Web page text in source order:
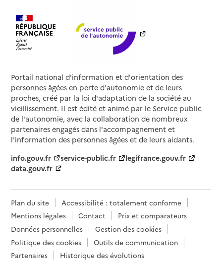
Portail national d'information et d'orientation des
personnes âgées en perte d'autonomie et de leurs
proches, créé par la loi d'adaptation de la société au
vieillissement. Il est édité et animé par le Service public
de l'autonomie, avec la collaboration de nombreux
partenaires engagés dans l'accompagnement et
l'information des personnes âgées et de leurs aidants.
info.gouv.fr
service-public.fr
legifrance.gouv.fr
data.gouv.fr
Plan du site
Accessibilité : totalement conforme
Mentions légales
Contact
Prix et comparateurs
Données personnelles
Gestion des cookies
Politique des cookies
Outils de communication
Partenaires
Historique des évolutions